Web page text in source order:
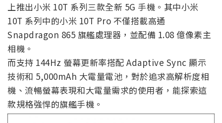
上推出小米 10T 系列三款全新 5G 手機。其中小米
10T 系列中的小米 10T Pro 不僅搭載高通
Snapdragon 865 旗艦處理器，並配備 1.08 億像素主
相機。
而支持 144Hz 螢幕更新率搭配 Adaptive Sync 顯示
技術和 5,000mAh 大電量電池，對於追求高解析度相
機、流暢螢幕表現和大電量需求的使用者，能探索這
款規格強悍的旗艦手機。